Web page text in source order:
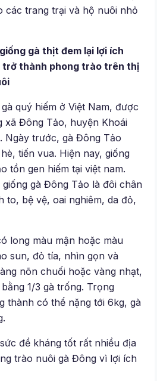
các trang trại và hộ nuôi nhỏ
gà thịt đem lại lợi ích
trở thành phong trào trên thị
quý hiếm ở Việt Nam, được
xã Đông Tảo, huyện Khoái
Ngày trước, gà Đông Tảo
tiến vua. Hiện nay, giống
tồn gen hiếm tại việt nam.
gà Đông Tảo là đôi chân
to, bệ vệ, oai nghiêm, da đỏ,
long màu mận hoặc màu
sun, đỏ tía, nhìn gọn và
nõn chuối hoặc vàng nhạt,
1/3 gà trống. Trọng
thành có thể nặng tới 6kg, gà
đề kháng tốt rất nhiều địa
trào nuôi gà Đông vì lợi ích